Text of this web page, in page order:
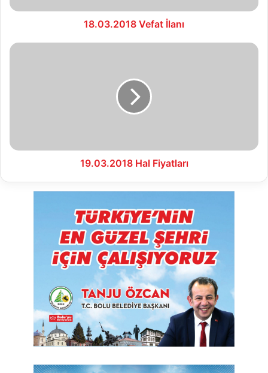
18.03.2018 Vefat İlanı
19.03.2018
19.03.2018 Hal Fiyatları